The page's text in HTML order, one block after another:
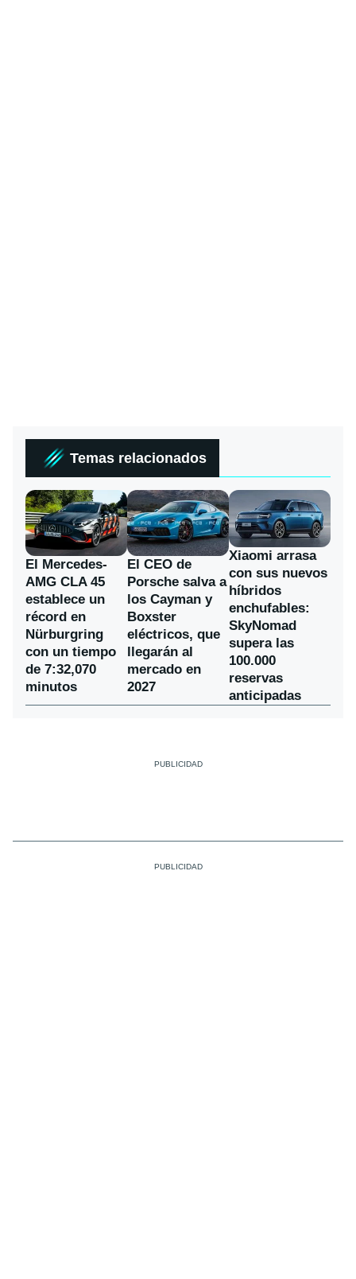
Temas relacionados
El Mercedes-
AMG CLA 45
establece un
récord en
Nürburgring
con un tiempo
de 7:32,070
minutos
El CEO de
Porsche salva a
los Cayman y
Boxster
eléctricos, que
llegarán al
mercado en
2027
Xiaomi arrasa
con sus nuevos
híbridos
enchufables:
SkyNomad
supera las
100.000
reservas
anticipadas